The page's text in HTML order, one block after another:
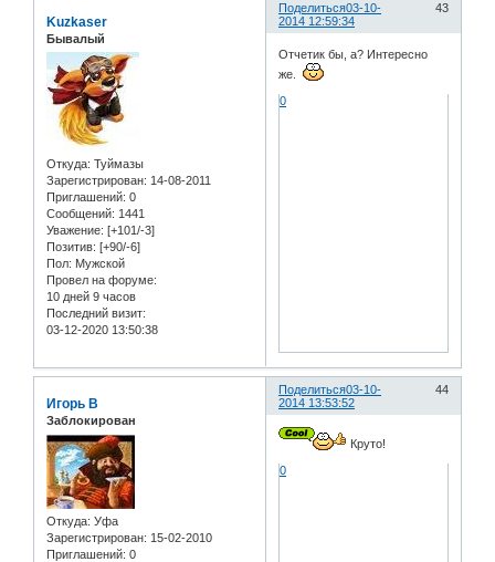
Поделиться 43
03-10-
2014 12:59:34
Kuzkaser
Бывалый
Откуда: Туймазы
Зарегистрирован: 14-08-2011
Приглашений: 0
Сообщений: 1441
Уважение: [+101/-3]
Позитив: [+90/-6]
Пол: Мужской
Провел на форуме:
10 дней 9 часов
Последний визит:
03-12-2020 13:50:38
Отчетик бы, а? Интересно
же.
0
Поделиться 44
03-10-
2014 13:53:52
Игорь В
Заблокирован
Откуда: Уфа
Зарегистрирован: 15-02-2010
Приглашений: 0
Круто!
0